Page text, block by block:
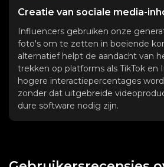
Creatie van sociale media-
Influencers gebruiken onze
foto's om te zetten in boeiende
alternatief helpt de aandacht van
trekken op platforms als TikTok en
hogere interactiepercentages
zonder dat uitgebreide
dure software nodig zijn.